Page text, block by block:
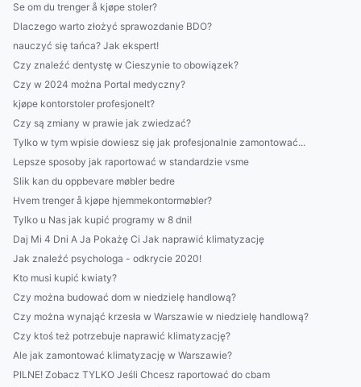
Se om du trenger å kjøpe stoler?
Dlaczego warto złożyć sprawozdanie BDO?
nauczyć się tańca? Jak ekspert!
Czy znaleźć dentystę w Cieszynie to obowiązek?
Czy w 2024 można Portal medyczny?
kjøpe kontorstoler profesjonelt?
Czy są zmiany w prawie jak zwiedzać?
Tylko w tym wpisie dowiesz się jak profesjonalnie zamontować...
Lepsze sposoby jak raportować w standardzie vsme
Slik kan du oppbevare møbler bedre
Hvem trenger å kjøpe hjemmekontormøbler?
Tylko u Nas jak kupić programy w 8 dni!
Daj Mi 4 Dni A Ja Pokażę Ci Jak naprawić klimatyzację
Jak znaleźć psychologa - odkrycie 2020!
Kto musi kupić kwiaty?
Czy można budować dom w niedzielę handlową?
Czy można wynająć krzesła w Warszawie w niedzielę handlową?
Czy ktoś też potrzebuje naprawić klimatyzację?
Ale jak zamontować klimatyzację w Warszawie?
PILNE! Zobacz TYLKO Jeśli Chcesz raportować do cbam